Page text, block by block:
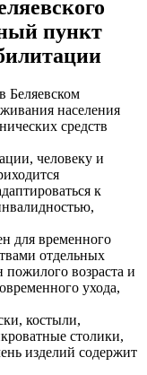
пункт
Беляевском
населения
средств
человеку и
к
для временного
отдельных
пожилого возраста и
ухода,
костыли,
столики,
изделий содержит